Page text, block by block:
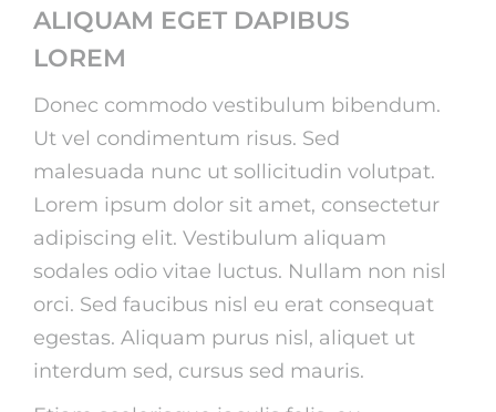
ALIQUAM EGET DAPIBUS
LOREM
Donec commodo vestibulum bibendum.
Ut vel condimentum risus. Sed
malesuada nunc ut sollicitudin volutpat.
Lorem ipsum dolor sit amet, consectetur
adipiscing elit. Vestibulum aliquam
sodales odio vitae luctus. Nullam non nisl
orci. Sed faucibus nisl eu erat consequat
egestas. Aliquam purus nisl, aliquet ut
interdum sed, cursus sed mauris.